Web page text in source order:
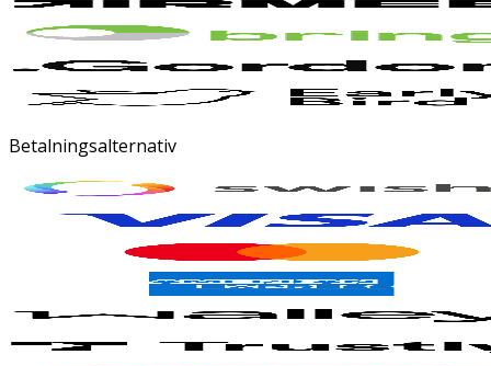
Betalningsalternativ